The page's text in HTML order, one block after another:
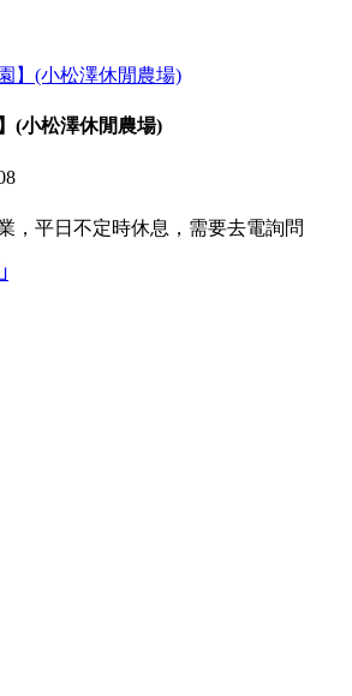
(小松澤休閒農場)
，平日不定時休息，需要去電詢問